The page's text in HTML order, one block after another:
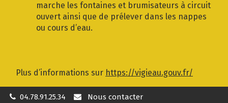
marche les fontaines et brumisateurs à circuit
ouvert ainsi que de prélever dans les nappes
ou cours d’eau.
Plus d’informations sur https://vigieau.gouv.fr/
04.78.91.25.34 Nous contacter